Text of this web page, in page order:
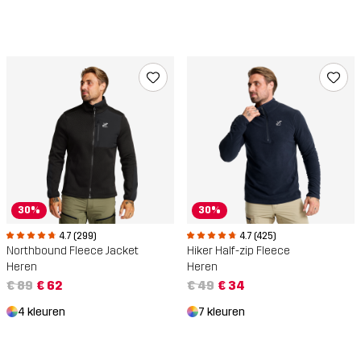
30%
4.7 (299)
Northbound Fleece Jacket
Heren
€ 89 € 62
4 kleuren
30%
4.7 (425)
Hiker Half-zip Fleece
Heren
€ 49 € 34
7 kleuren